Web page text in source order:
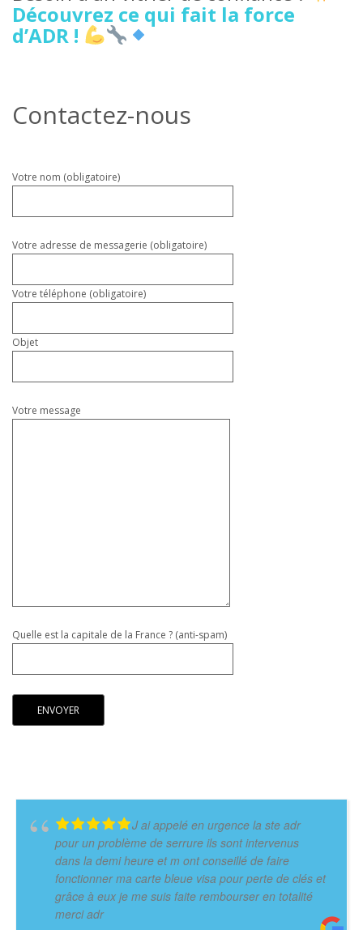
Découvrez ce qui fait la force
d’ADR !
Contactez-nous
Veuillez
vide.
Votre nom (obligatoire)
Votre adresse de messagerie (obligatoire)
Votre téléphone (obligatoire)
Objet
Votre message
Quelle est la capitale de la France ? (anti-spam)
J ai appelé en urgence la ste adr
pour un problème de serrure ils sont intervenus
dans la demi heure et m ont conseillé de faire
fonctionner ma carte bleue visa pour perte de clés et
grâce à eux je me suis faite rembourser en totalité
merci adr